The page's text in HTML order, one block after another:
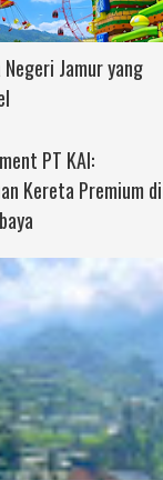
Jamur yang
PT KAI:
Kereta Premium di